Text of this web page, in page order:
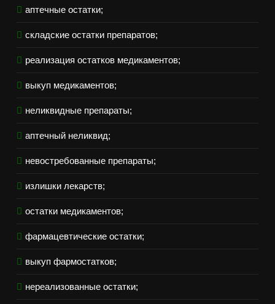
аптечные остатки;
складские остатки препаратов;
реализация остатков медикаментов;
выкуп медикаментов;
неликвидные препараты;
аптечный неликвид;
невостребованные препараты;
излишки лекарств;
остатки медикаментов;
фармацевтические остатки;
выкуп фармостатков;
нереализованные остатки;